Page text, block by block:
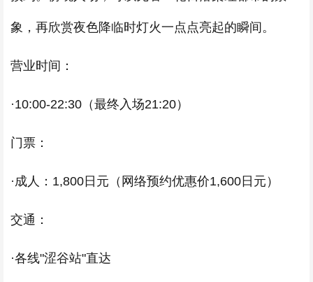
象，再欣赏夜色降临时灯火一点点亮起的瞬间。
营业时间：
·10:00-22:30（最终入场21:20）
门票：
·成人：1,800日元（网络预约优惠价1,600日元）
交通：
·各线"涩谷站"直达